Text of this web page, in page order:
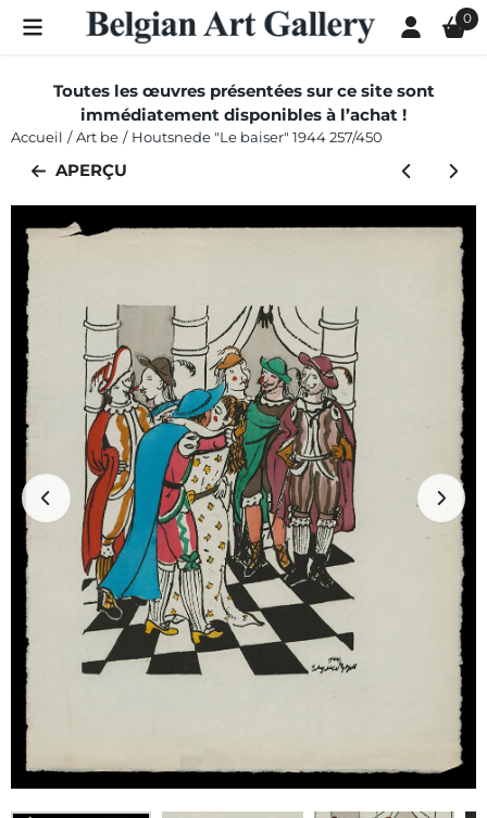
Les préférences de cookies sont actuellement fermées. 0
Toutes les œuvres présentées sur ce site sont
immédiatement disponibles à l’achat !
Accueil / Art be / Houtsnede "Le baiser" 1944 257/450
APERÇU